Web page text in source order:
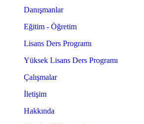
Danışmanlar
Eğitim - Öğretim
Lisans Ders Programı
Yüksek Lisans Ders Programı
Çalışmalar
İletişim
Hakkında